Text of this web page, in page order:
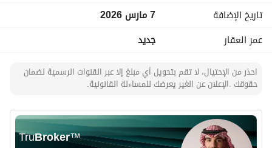
**مميزات إضافية:**
* موقع على شارع عرض 15 م
السطح.
**السعر:** 770,000
تاريخ الإضافة
7 مارس 2026
عمر العقار
جديد
احذر من الإحتيال، لا تقم بتحويل أي مبلغ إلا عبر القنوات الرسمية لضمان
حقوقك .الإعلان عن الغير يعرضك للمساءلة القانونية.
TruBroker™